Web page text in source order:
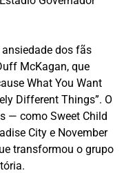
dos fãs
McKagan, que
What You Want
Different Things”. O
— como Sweet Child
City e November
transformou o grupo